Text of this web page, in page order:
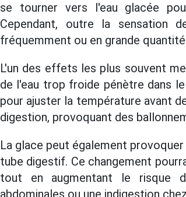
se tourner vers l'eau glacée
Cependant, outre la sensation
fréquemment ou en grande
L'un des effets les plus souvent
de l'eau trop froide pénètre dans
pour ajuster la température avant
digestion, provoquant des
La glace peut également
tube digestif. Ce changement
tout en augmentant le risque
abdominales ou une indigestion